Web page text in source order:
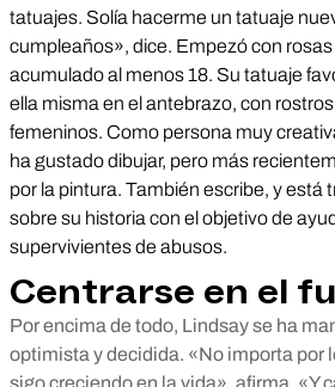
tatuajes. Solía hacerme un tatuaje
cumpleaños», dice. Empezó con
acumulado al menos 18. Su tatuaje
ella misma en el antebrazo, con
femeninos. Como persona muy
ha gustado dibujar, pero más
por la pintura. También escribe, y está
sobre su historia con el objetivo de
supervivientes de abusos.
Centrarse en el
Por encima de todo, Lindsay se ha
optimista y decidida. «No importa por
sigo creciendo en la vida», afirma. «Y